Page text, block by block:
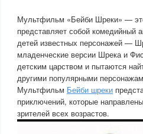
Мультфильм «Бейби Шреки» —
представляет собой комедийный
детей известных персонажей —
младенческие версии Шрека и
детским царством и пытаются
другими популярными
Мультфильм Бейби шреки
приключений, которые
зрителей всех возрастов.